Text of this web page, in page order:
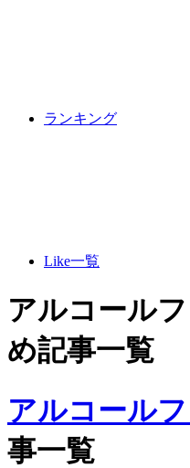
ランキング
Like一覧
アルコール
め記事一覧
アルコール
事一覧